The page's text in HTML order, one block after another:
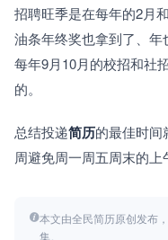
招聘旺季是在每年的2月
油条年终奖也拿到了、
每年9月10月的校招和社
的。
总结投递简历的最佳时间
周避免周一周五周末的上
本文由全民简历原创发布
集。